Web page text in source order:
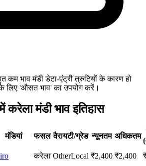
कम भाव मंडी डेटा-एंट्री त्रुटियों के कारण हो
'औसत भाव' का उपयोग करें।
मंडी भाव इतिहास
मंडियां फसल वैरायटी/ग्रेड न्यूनतम अधिकतम
करेला OtherLocal ₹2,400 ₹2,400